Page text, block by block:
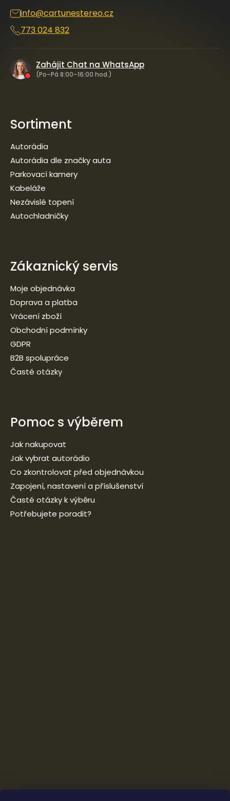
info@cartunestereo.cz
773 024 832
Zahájit Chat na WhatsApp
(Po–Pá 8:00–16:00 hod.)
Sortiment
Autorádia
Autorádia dle značky auta
Parkovací kamery
Kabeláže
Nezávislé topení
Autochladničky
Zákaznický servis
Moje objednávka
Doprava a platba
Vrácení zboží
Obchodní podmínky
GDPR
B2B spolupráce
Časté otázky
Pomoc s výběrem
Jak nakupovat
Jak vybrat autorádio
Co zkontrolovat před objednávkou
Zapojení, nastavení a příslušenství
Časté otázky k výběru
Potřebujete poradit?